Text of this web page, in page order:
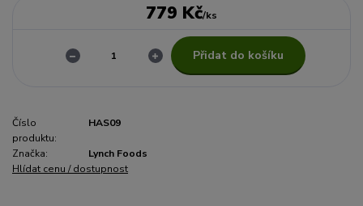
779 Kč/ks
Přidat do košíku
Číslo
produktu:
HAS09
Značka:
Lynch Foods
Hlídat cenu / dostupnost